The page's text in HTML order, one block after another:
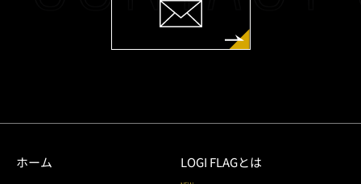
ホーム LOGI FLAGとは